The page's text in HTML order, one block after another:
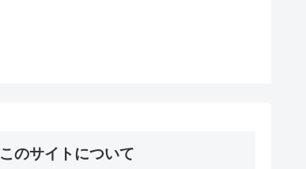
このサイトについて